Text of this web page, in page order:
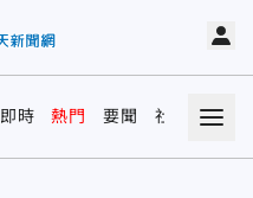
即時 熱門 要聞 社會 娛樂